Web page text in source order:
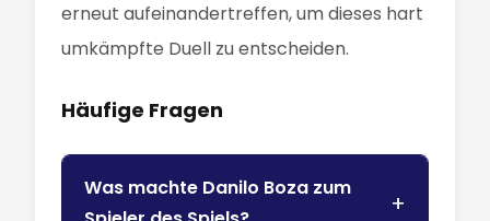
erneut aufeinandertreffen, um dieses hart
umkämpfte Duell zu entscheiden.
Häufige Fragen
Was machte Danilo Boza zum